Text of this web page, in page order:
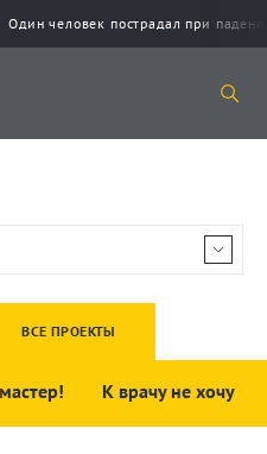
Один человек пострадал при
ВСЕ ПРОЕКТЫ
К врачу не хочу